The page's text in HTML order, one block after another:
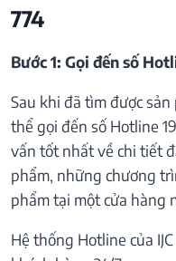
774
Bước 1: Gọi đến số
Sau khi đã tìm được
thể gọi đến số Hotline
vấn tốt nhất về chi tiết
phẩm, những chương
phẩm tại một cửa hàng
Hệ thống Hotline của